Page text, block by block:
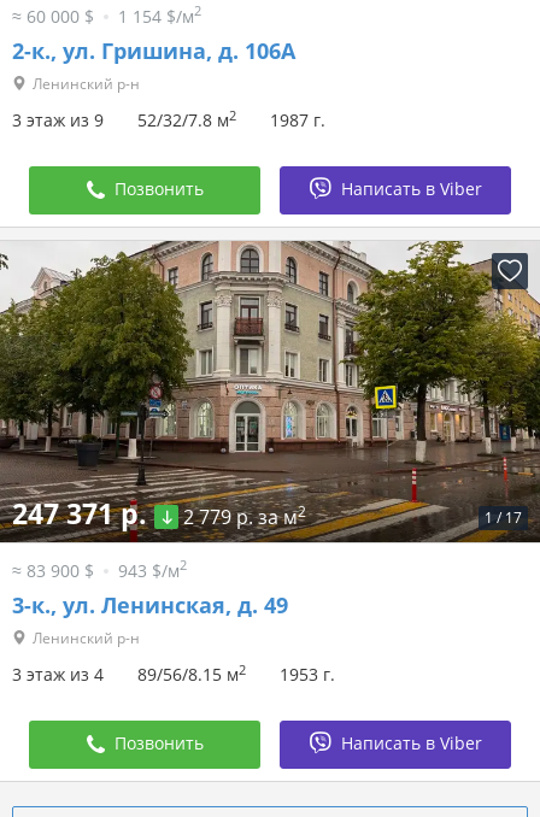
≈ 60 000 $ 1 154 $/м2
2-к., ул. Гришина, д. 106А
Ленинский р-н
3 этаж из 9 52/32/7.8 м2 1987 г.
Позвонить Написать в Viber
1 / 17
247 371 р. 2 779 р. за м2
≈ 83 900 $ 943 $/м2
3-к., ул. Ленинская, д. 49
Ленинский р-н
3 этаж из 4 89/56/8.15 м2 1953 г.
Позвонить Написать в Viber